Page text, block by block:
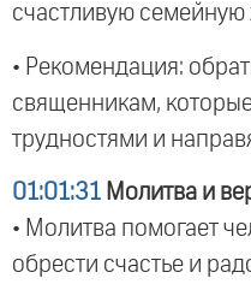
счастливую семейную
• Рекомендация:
священникам,
трудностями и
01:01:31 Молитва и
• Молитва помогает
обрести счастье и